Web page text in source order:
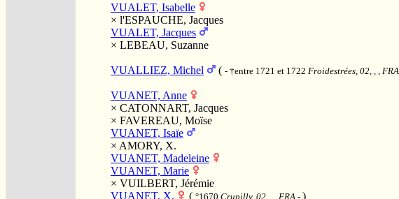
VUALET, Isabelle
× l'ESPAUCHE, Jacques
VUALET, Jacques
× LEBEAU, Suzanne
VUALLIEZ, Michel ( - †entre 1721 et 1722 Froidestrées, 02, , , FRA
VUANET, Anne
× CATONNART, Jacques
× FAVEREAU, Moïse
VUANET, Isaïe
× AMORY, X.
VUANET, Madeleine
VUANET, Marie
× VUILBERT, Jérémie
VUANET, X.
( °1670 Crupilly, 02, , , FRA - )